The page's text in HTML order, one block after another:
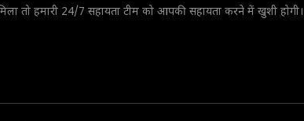
तो हमारी 24/7 सहायता टीम को आपकी सहायता करने में खुशी होगी।